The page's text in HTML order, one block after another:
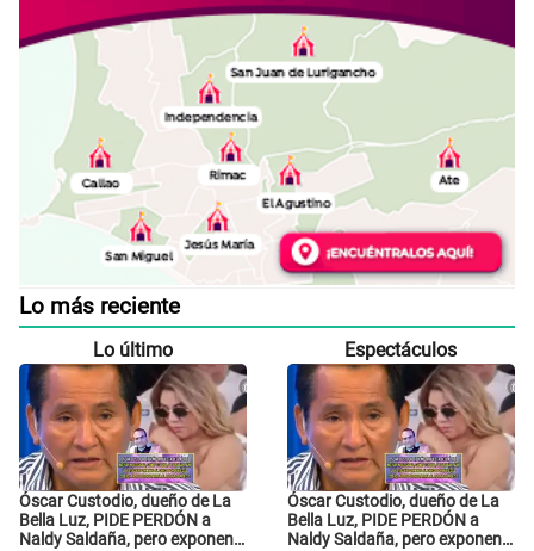
Lo más reciente
Lo último
Óscar Custodio, dueño de La
Bella Luz, PIDE PERDÓN a
Naldy Saldaña, pero exponen
Espectáculos
Óscar Custodio, dueño de La
Bella Luz, PIDE PERDÓN a
Naldy Saldaña, pero exponen